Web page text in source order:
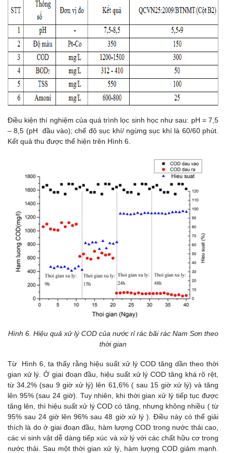
Điều kiện thí nghiệm của quá trình lọc sinh học như sau: pH = 7,5
– 8,5 (pH đầu vào); chế độ sục khí/ ngừng sục khí là 60/60 phút.
Kết quả thu được thể hiện trên Hình 6.
Hình 6. Hiệu quả xử lý COD của nước rỉ rác bãi rác Nam Sơn theo
thời gian
Từ Hình 6, ta thấy rằng hiệu suất xử lý COD tăng dần theo thời
gian xử lý. Ở giai đoạn đầu, hiệu suất xử lý COD tăng khá rõ rệt,
từ 34,2% (sau 9 giờ xử lý) lên 61,6% ( sau 15 giờ xử lý) và tăng
lên 95% (sau 24 giờ). Tuy nhiên, khi thời gian xử lý tiếp tục được
tăng lên, thì hiệu suất xử lý COD có tăng, nhưng không nhiều ( từ
95% sau 24 giờ lên 96% sau 48 giờ xử lý ). Điều này có thể giải
thích là do ở giai đoạn đầu, hàm lượng COD trong nước thải cao,
các vi sinh vật dễ dàng tiếp xúc và xử lý với các chất hữu cơ trong
nước thải. Sau một thời gian xử lý, hàm lượng COD giảm mạnh.